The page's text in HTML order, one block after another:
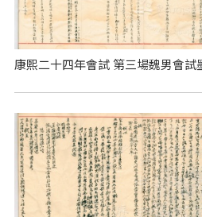
康熙二十四年會試 第三場魏男會試